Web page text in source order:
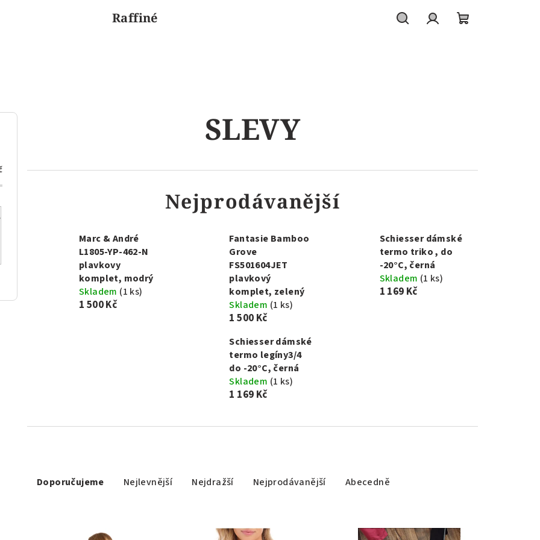
Raffiné
SLEVY
Nejprodávanější
Marc & André
L1805-YP-462-N
plavkovy
komplet, modrý
Skladem (1 ks)
1 500 Kč
Fantasie Bamboo
Grove
FS501604JET
plavkový
komplet, zelený
Skladem (1 ks)
1 500 Kč
Schiesser dámské
termo triko , do
-20°C, černá
Skladem (1 ks)
1 169 Kč
Schiesser dámské
termo legíny3/4
do -20°C, černá
Skladem (1 ks)
1 169 Kč
aDoporučujeme Nejlevnější Nejdražší Nejprodávanější Abecedně